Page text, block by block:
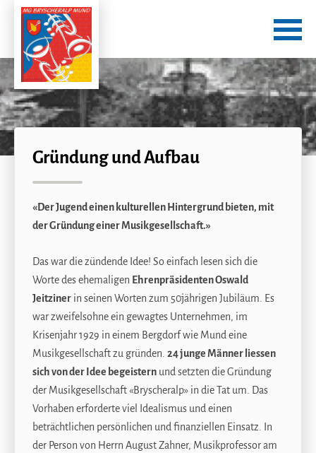
Gründung und Aufbau
«Der Jugend einen kulturellen Hintergrund bieten, mit
der Gründung einer Musikgesellschaft.»
Das war die zündende Idee! So einfach lesen sich die
Worte des ehemaligen Ehrenpräsidenten Oswald
Jeitziner in seinen Worten zum 50jährigen Jubiläum. Es
war zweifelsohne ein gewagtes Unternehmen, im
Krisenjahr 1929 in einem Bergdorf wie Mund eine
Musikgesellschaft zu gründen. 24 junge Männer liessen
sich von der Idee begeistern und setzten die Gründung
der Musikgesellschaft «Bryscheralp» in die Tat um. Das
Vorhaben erforderte viel Idealismus und einen
beträchtlichen persönlichen und finanziellen Einsatz. In
der Person von Herrn August Zahner, Musikprofessor am